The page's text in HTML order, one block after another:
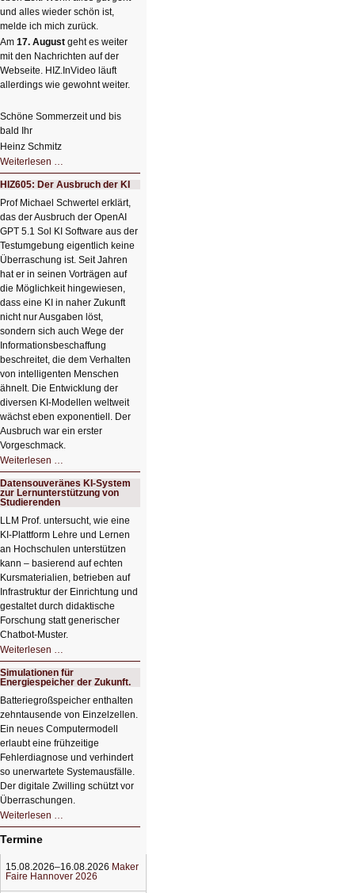
und alles wieder schön ist,
melde ich mich zurück.
Am 17. August geht es weiter
mit den Nachrichten auf der
Webseite. HIZ.InVideo läuft
allerdings wie gewohnt weiter.
Schöne Sommerzeit und bis
bald Ihr
Heinz Schmitz
Weiterlesen …
so
kleine
Sommerpause
😊
HIZ605: Der Ausbruch der KI
Prof Michael Schwertel erklärt,
das der Ausbruch der OpenAI
GPT 5.1 Sol KI Software aus der
Testumgebung eigentlich keine
Überraschung ist. Seit Jahren
hat er in seinen Vorträgen auf
die Möglichkeit hingewiesen,
dass eine KI in naher Zukunft
nicht nur Ausgaben löst,
sondern sich auch Wege der
Informationsbeschaffung
beschreitet, die dem Verhalten
von intelligenten Menschen
ähnelt. Die Entwicklung der
diversen KI-Modellen weltweit
wächst eben exponentiell. Der
Ausbruch war ein erster
Vorgeschmack.
Weiterlesen …
Der
Ausbruch
der
KI
Datensouveränes KI-System
zur Lernunterstützung von
Studierenden
LLM Prof. untersucht, wie eine
KI‑Plattform Lehre und Lernen
an Hochschulen unterstützen
kann – basierend auf echten
Kursmaterialien, betrieben auf
Infrastruktur der Einrichtung und
gestaltet durch didaktische
Forschung statt generischer
Chatbot‑Muster.
Weiterlesen …
KI-
System
zur
Lernunterstützung
von
Studierenden
Simulationen für
Energiespeicher der Zukunft.
Batteriegroßspeicher enthalten
zehntausende von Einzelzellen.
Ein neues Computermodell
erlaubt eine frühzeitige
Fehlerdiagnose und verhindert
so unerwartete Systemausfälle.
Der digitale Zwilling schützt vor
Überraschungen.
Weiterlesen …
für
Termine
15.08.2026–16.08.2026 Maker
Faire Hannover 2026